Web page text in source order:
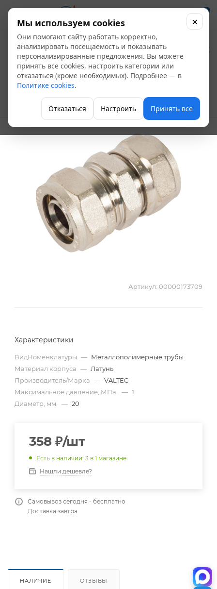
0
Соединитель
обжимной 20 Valtec
VTm.303.N.002020
Фитинги для теплого пола
Артикул: 00000173709
Характеристики
ВидНоменклатуры — Металлополимерные трубы
Материал корпуса — Латунь
Производитель/Марка — VALTEC
Максимальное давление, МПа. — 1
Диаметр, мм. — 20
358 ₽/шт
Есть в наличии: 3 в 1 магазине
Нашли дешевле?
Самовывоз сегодня - бесплатно
Доставка завтра
НАЛИЧИЕ ОТЗЫВЫ
Мы используем cookies
Они помогают сайту работать корректно,
анализировать посещаемость и показывать
персонализированные предложения. Вы можете
принять все cookies, настроить категории или
отказаться (кроме необходимых). Подробнее — в
Политике cookies.
Отказаться Настроить Принять все
×